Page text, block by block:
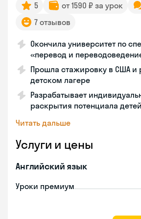
5 от 1590 ₽ за урок
7 отзывов
Окончила университет по
«перевод и
Прошла стажировку в США и
детском лагере
Разрабатывает
раскрытия потенциала детей
Читать дальше
Услуги и цены
Английский язык
Уроки премиум